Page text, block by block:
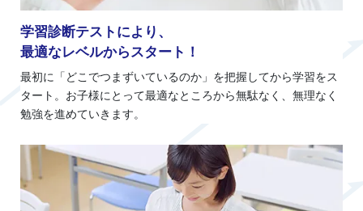
学習診断テストにより、
最適なレベルからスタート！
最初に「どこでつまずいているのか」を把握してから学習をス
タート。お子様にとって最適なところから無駄なく、無理なく
勉強を進めていきます。